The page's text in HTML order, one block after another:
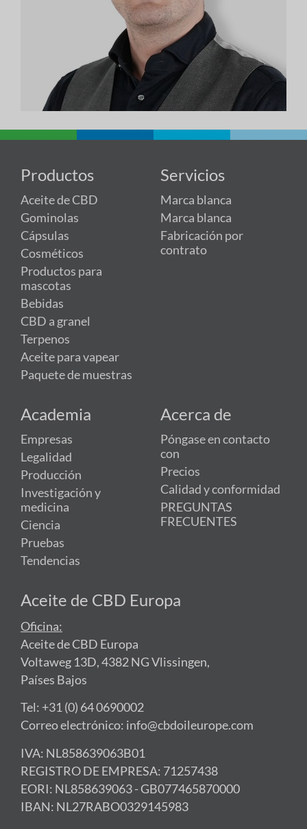
Productos
Aceite de CBD
Gominolas
Cápsulas
Cosméticos
Productos para
mascotas
Bebidas
CBD a granel
Terpenos
Aceite para vapear
Paquete de muestras
Servicios
Marca blanca
Marca blanca
Fabricación por
contrato
Academia
Empresas
Legalidad
Producción
Investigación y
medicina
Ciencia
Pruebas
Tendencias
Acerca de
Póngase en contacto
con
Precios
Calidad y conformidad
PREGUNTAS
FRECUENTES
Aceite de CBD Europa
Oficina:
Aceite de CBD Europa
Voltaweg 13D, 4382 NG Vlissingen,
Países Bajos
Tel: +31 (0) 64 0690002
Correo electrónico: info@cbdoileurope.com
IVA: NL858639063B01
REGISTRO DE EMPRESA: 71257438
EORI: NL858639063 - GB077465870000
IBAN: NL27RABO0329145983